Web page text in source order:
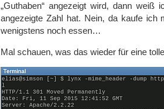
„Guthaben“ angezeigt wird, dann weiß
angezeigte Zahl hat. Nein, da kaufe ich
wenigstens noch essen…
Mal schauen, was das wieder für eine